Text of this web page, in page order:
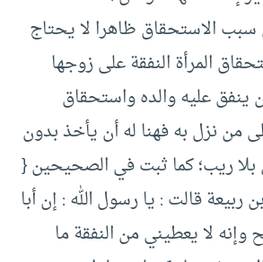
الاستحقاق ظاهرا لا يحتاج
المرأة النفقة على زوجها
ينفق عليه والده واستحقاق
من نزل به فهنا له أن يأخذ بدون
بلا ريب؛ كما ثبت في الصحيحين {
ربيعة قالت : يا رسول الله : إن أبا
لا يعطيني من النفقة ما